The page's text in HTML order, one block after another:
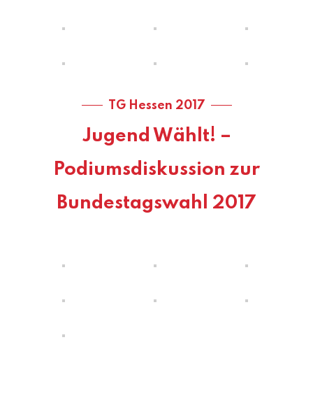
TG Hessen 2017
Jugend Wählt! –
Podiumsdiskussion zur
Bundestagswahl 2017